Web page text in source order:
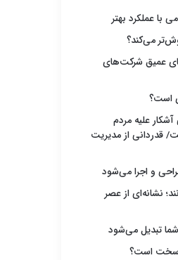
با عملکرد بهتر
می‌کند؟
عمیق شرکت‌های
است؟
آشکار علیه مردم
قدردانی از مدیریت
و اجرا می‌شود
نشانه‌ای از عصر
تبدیل می‌شود
سخت است؟